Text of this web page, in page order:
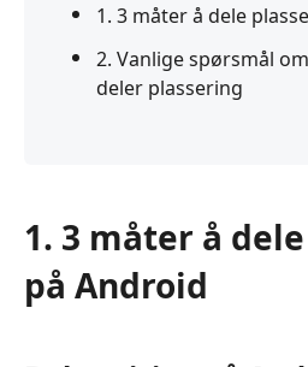
1. 3 måter å dele
2. Vanlige spørsmål
deler plassering
1. 3 måter å
på Android